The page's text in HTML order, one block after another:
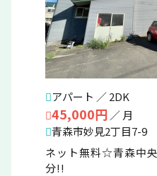
アパート ／ 2DK
45,000円 ／ 月
青森市妙見2丁目7-9
ネット無料☆青森中
分!!